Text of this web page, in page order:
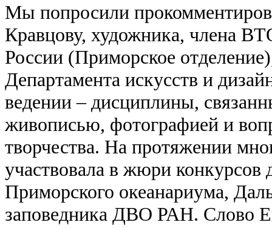
Мы попросили
Кравцову, художника, члена
России (Приморское
Департамента искусств и
ведении – дисциплины,
живописью, фотографией и
творчества. На протяжении
участвовала в жюри конкурсов
Приморского океанариума,
заповедника ДВО РАН. Слово